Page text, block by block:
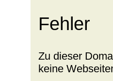
Fehler
Zu dieser
keine